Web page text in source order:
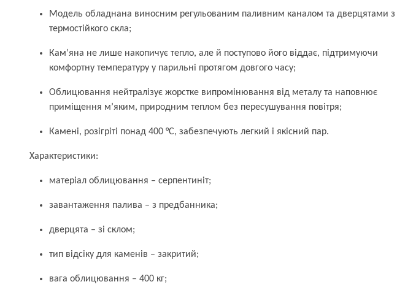
Модель обладнана виносним регульованим паливним каналом та дверцятами з
термостійкого скла;
Кам’яна не лише накопичує тепло, але й поступово його віддає, підтримуючи
комфортну температуру у парильні протягом довгого часу;
Облицювання нейтралізує жорстке випромінювання від металу та наповнює
приміщення м’яким, природним теплом без пересушування повітря;
Камені, розігріті понад 400 °C, забезпечують легкий і якісний пар.
Характеристики:
матеріал облицювання – серпентиніт;
завантаження палива – з предбанника;
дверцята – зі склом;
тип відсіку для каменів – закритий;
вага облицювання – 400 кг;